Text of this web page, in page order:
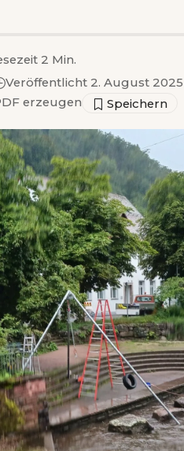
Veröffentlicht 2. August 2025
erzeugen
2 Min.